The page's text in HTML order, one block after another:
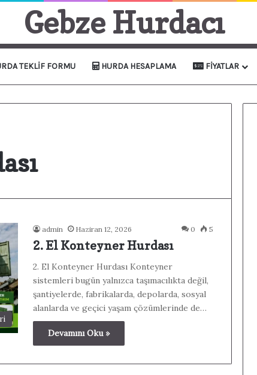
Gebze Hurdacı
TEKLIF FORMU HURDA HESAPLAMA FIYATLAR
admin Haziran 12, 2026 0 5
2. El Konteyner Hurdası
2. El Konteyner Hurdası Konteyner
sistemleri bugün yalnızca taşımacılıkta değil,
şantiyelerde, fabrikalarda, depolarda, sosyal
alanlarda ve geçici yaşam çözümlerinde de…
Devamını Oku »